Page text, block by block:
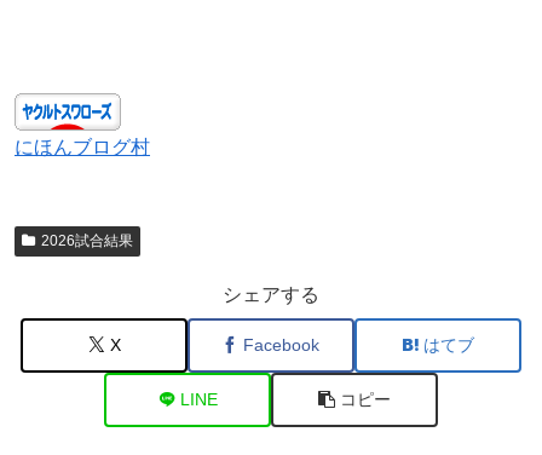
にほんブログ村
2026試合結果
シェアする
X Facebook はてブ
LINE コピー